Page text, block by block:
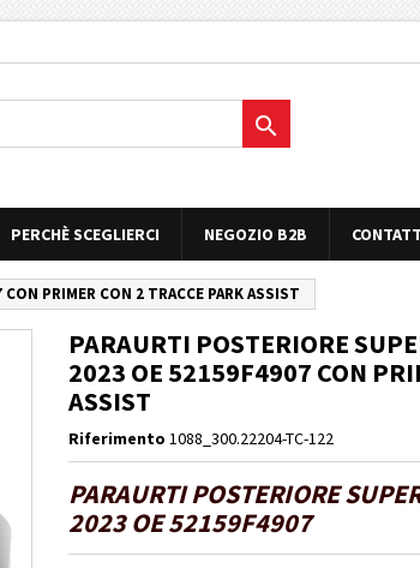

PERCHÈ SCEGLIERCI NEGOZIO B2B
PRIMER CON 2 TRACCE PARK ASSIST
PARAURTI POSTERIORE
2023 OE 52159F4907 CON
ASSIST
Riferimento 1088_300.22204-TC-122
PARAURTI POSTERIORE
2023 OE 52159F4907